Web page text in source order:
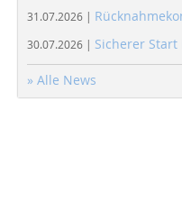
31.07.2026 |
30.07.2026 | Sicherer
» Alle News